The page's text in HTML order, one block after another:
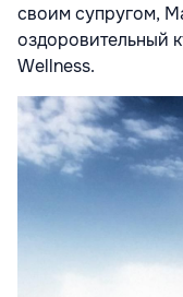
своим супругом,
оздоровительный
Wellness.